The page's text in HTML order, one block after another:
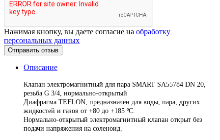
Нажимая кнопку, вы даете согласие на обработку
персональных данных
Отправить отзыв
Описание
Клапан электромагнитный для пара SMART SA55784 DN 20
резьба G 3/4, нормально-открытый
Диафрагма TEFLON, предназначен для воды, пара, других
жидкостей и газов от +80 до +185 ºС.
Нормально-открытый электромагнитный клапан открыт без
подачи напряжения на соленоид.